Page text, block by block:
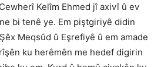
Kelîm Ehmed jî axivî û ev
bi tenê ye. Em piştgiriyê didin
Meqsûd û Eşrefiyê û em amade
ku herêmên me hedef digirin